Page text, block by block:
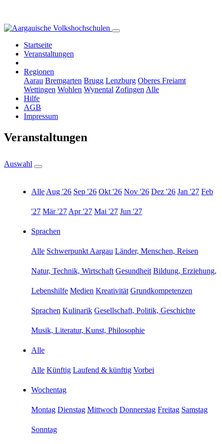
Startseite
Veranstaltungen
Regionen
Aarau Bremgarten Brugg Lenzburg Oberes Freiamt
Wettingen Wohlen Wynental Zofingen Alle
Hilfe
AGB
Impressum
Veranstaltungen
Auswahl
Alle Aug '26 Sep '26 Okt '26 Nov '26 Dez '26 Jan '27 Feb
'27 Mär '27 Apr '27 Mai '27 Jun '27
Sprachen
Alle Schwerpunkt Aargau Länder, Menschen, Reisen
Natur, Technik, Wirtschaft Gesundheit Bildung, Erziehung,
Lebenshilfe Medien Kreativität Grundkompetenzen
Sprachen Kulinarik Gesellschaft, Politik, Geschichte
Musik, Literatur, Kunst, Philosophie
Alle
Alle Künftig Laufend & künftig Vorbei
Wochentag
Montag Dienstag Mittwoch Donnerstag Freitag Samstag
Sonntag